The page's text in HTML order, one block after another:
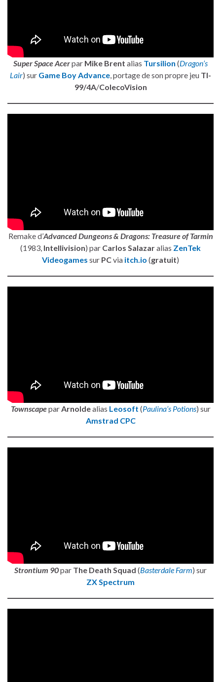
Super Space Acerpar Mike Brent alias Tursilion (Dragon’s
Lair) sur Game Boy Advance, portage de son propre jeu TI-
99/4A/ColecoVision
Remake d’Advanced Dungeons & Dragons: Treasure of Tarmin
(1983, Intellivision) par Carlos Salazaralias ZenTek
Videogames sur PCvia itch.io (gratuit)
TownscapeparArnoldealias Leosoft (Paulina’s Potions) sur
Amstrad CPC
Strontium 90par The Death Squad (Basterdale Farm) sur
ZX Spectrum